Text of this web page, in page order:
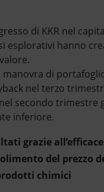
di KKR nel
esplorativi hanno
manovra di
nel terzo
secondo trimestre
inferiore.
grazie
del prezzo
chimici